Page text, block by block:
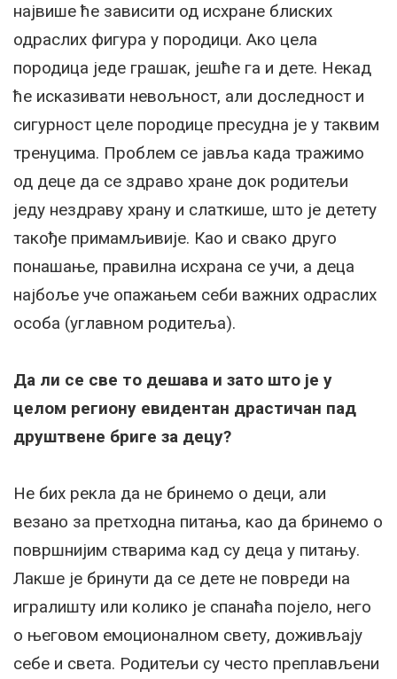
највише ће зависити од исхране блиских
одраслих фигура у породици. Ако цела
породица једе грашак, јешће га и дете. Некад
ће исказивати невољност, али доследност и
сигурност целе породице пресудна је у таквим
тренуцима. Проблем се јавља када тражимо
од деце да се здраво хране док родитељи
једу нездраву храну и слаткише, што је детету
такође примамљивије. Као и свако друго
понашање, правилна исхрана се учи, а деца
најбоље уче опажањем себи важних одраслих
особа (углавном родитеља).
Да ли се све то дешава и зато што је у
целом региону евидентан драстичан пад
друштвене бриге за децу?
Не бих рекла да не бринемо о деци, али
везано за претходна питања, као да бринемо о
површнијим стварима кад су деца у питању.
Лакше је бринути да се дете не повреди на
игралишту или колико је спанаћа појело, него
о његовом емоционалном свету, доживљају
себе и света. Родитељи су често преплављени